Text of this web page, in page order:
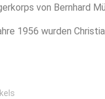
von Bernhard
1956 wurden